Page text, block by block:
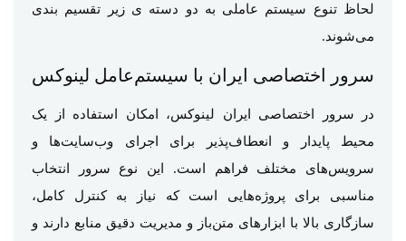
لحاظ تنوع سیستم عاملی به دو دسته ی زیر تقسیم بندی
می‌شوند.
سرور اختصاصی ایران با سیستم‌عامل لینوکس
در سرور اختصاصی ایران لینوکس، امکان استفاده از یک
محیط پایدار و انعطاف‌پذیر برای اجرای وب‌سایت‌ها و
سرویس‌های مختلف فراهم است. این نوع سرور انتخاب
مناسبی برای پروژه‌هایی است که نیاز به کنترل کامل،
سازگاری بالا با ابزارهای متن‌باز و مدیریت دقیق منابع دارند و